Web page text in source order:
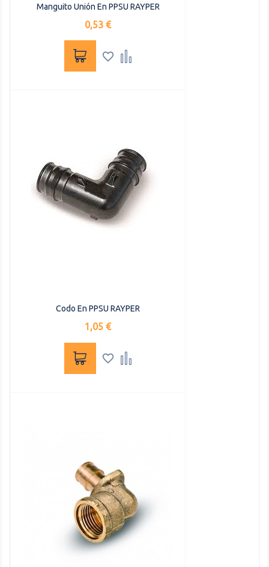
Manguito Unión En PPSU RAYPER
Precio
0,53 €
 
Codo En PPSU RAYPER
Precio
1,05 €
 